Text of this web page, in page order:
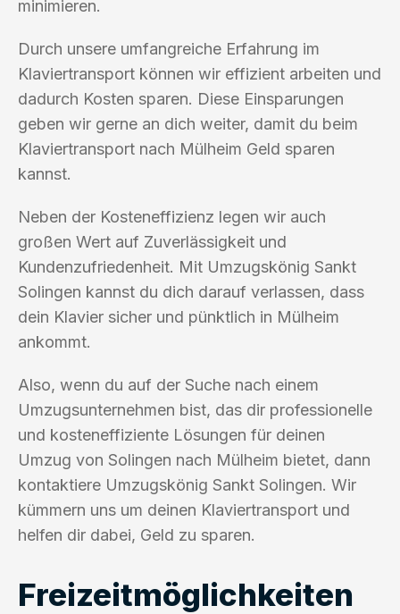
minimieren.
Durch unsere umfangreiche Erfahrung im
Klaviertransport können wir effizient arbeiten und
dadurch Kosten sparen. Diese Einsparungen
geben wir gerne an dich weiter, damit du beim
Klaviertransport nach Mülheim Geld sparen
kannst.
Neben der Kosteneffizienz legen wir auch
großen Wert auf Zuverlässigkeit und
Kundenzufriedenheit. Mit Umzugskönig Sankt
Solingen kannst du dich darauf verlassen, dass
dein Klavier sicher und pünktlich in Mülheim
ankommt.
Also, wenn du auf der Suche nach einem
Umzugsunternehmen bist, das dir professionelle
und kosteneffiziente Lösungen für deinen
Umzug von Solingen nach Mülheim bietet, dann
kontaktiere Umzugskönig Sankt Solingen. Wir
kümmern uns um deinen Klaviertransport und
helfen dir dabei, Geld zu sparen.
Freizeitmöglichkeiten